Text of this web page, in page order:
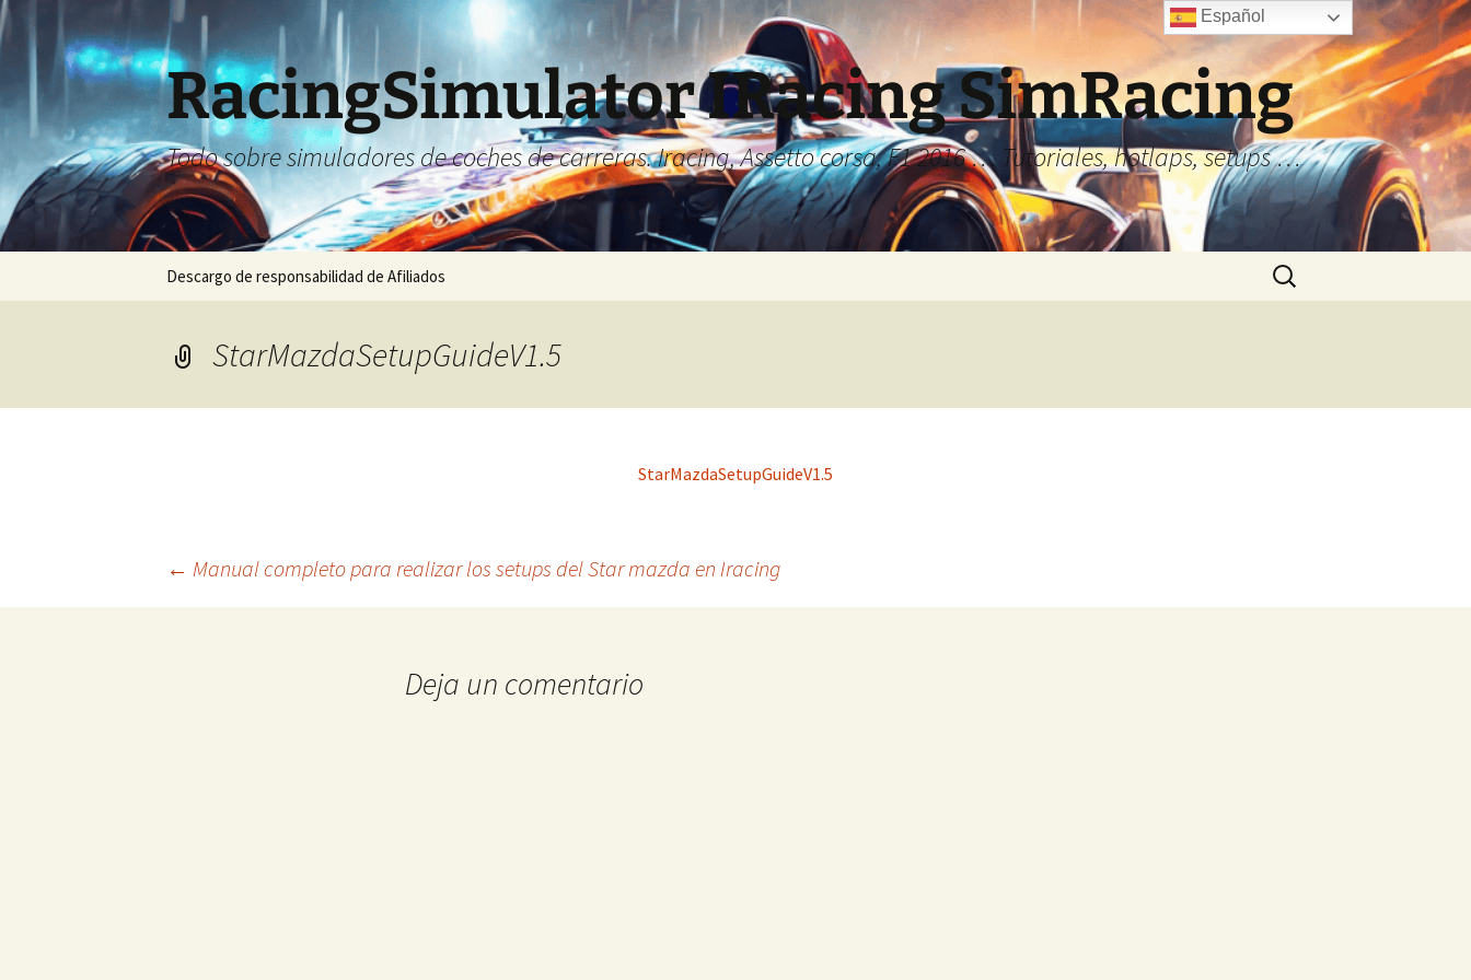
Saltar
al
contenido
RacingSimulator IRacing SimRacing
Todo sobre simuladores de coches de carreras. Iracing, Assetto corsa, F1 2016 … Tutoriales, hotlaps, setups …
Descargo de responsabilidad de Afiliados
Buscar:
StarMazdaSetupGuideV1.5
StarMazdaSetupGuideV1.5
Navegación
← Manual completo para realizar los setups del Star mazda en Iracing
Deja un comentario
Español